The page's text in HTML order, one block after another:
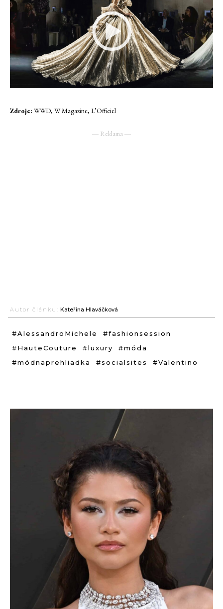
Zdroje: WWD, W Magazine, L’Officiel
― Reklama ―
Autor článku: Kateřina Hlaváčková
#AlessandroMichele
#fashionsession
#HauteCouture
#luxury
#móda
#módnaprehliadka
#socialsites #Valentino